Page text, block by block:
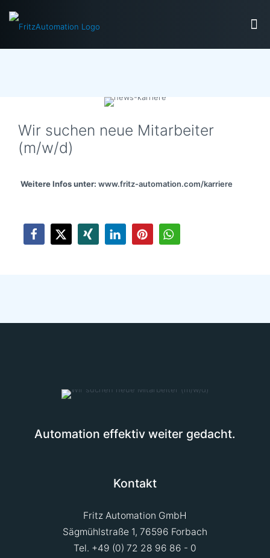
Wir suchen neue Mitarbeiter
(m/w/d)
Weitere Infos unter: www.fritz-automation.com/karriere
Automation effektiv weiter gedacht.
Kontakt
Fritz Automation GmbH
Sägmühlstraße 1, 76596 Forbach
Tel. +49 (0) 72 28 96 86 - 0